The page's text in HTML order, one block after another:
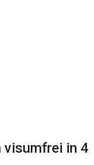
visumfrei in 4